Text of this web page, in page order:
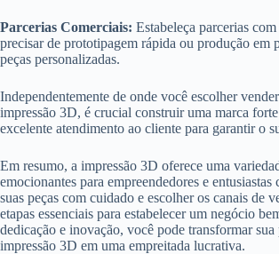
Parcerias Comerciais: Estabeleça parcerias
precisar de prototipagem rápida ou produção em
peças personalizadas.
Independentemente de onde você escolher
impressão 3D, é crucial construir uma marca
excelente atendimento ao cliente para garantir o
Em resumo, a impressão 3D oferece uma
emocionantes para empreendedores e
suas peças com cuidado e escolher os canais de
etapas essenciais para estabelecer um negócio
dedicação e inovação, você pode transformar sua
impressão 3D em uma empreitada lucrativa.